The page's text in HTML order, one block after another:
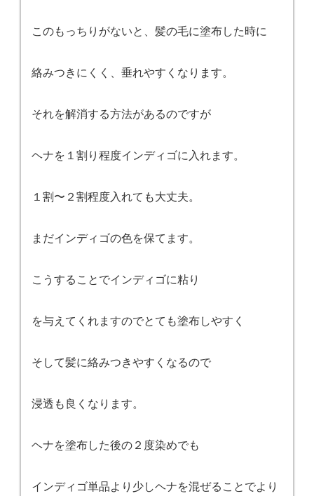
このもっちりがないと、髪の毛に塗布した時に
絡みつきにくく、垂れやすくなります。
それを解消する方法があるのですが
ヘナを１割り程度インディゴに入れます。
１割〜２割程度入れても大丈夫。
まだインディゴの色を保てます。
こうすることでインディゴに粘り
を与えてくれますのでとても塗布しやすく
そして髪に絡みつきやすくなるので
浸透も良くなります。
ヘナを塗布した後の２度染めでも
インディゴ単品より少しヘナを混ぜることでより